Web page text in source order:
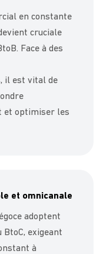
en constante
cruciale
Face à des
il est vital de
et optimiser les
et omnicanale
adoptent
exigeant
à